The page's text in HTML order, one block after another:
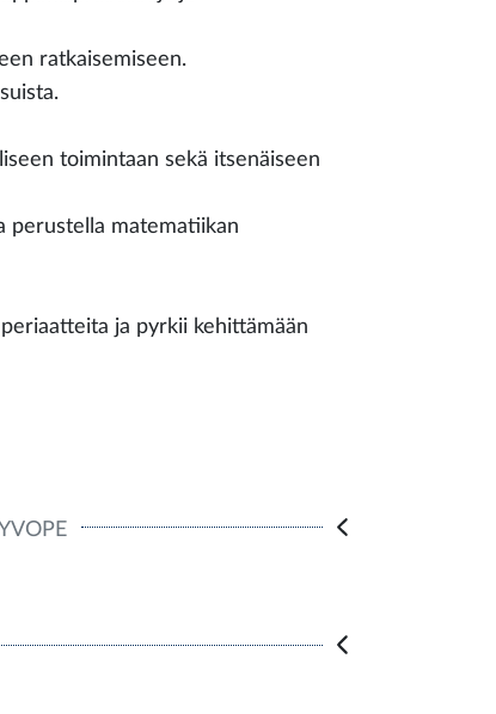
ratkaisemiseen.
toimintaan sekä itsenäiseen
perustella matematiikan
ja pyrkii kehittämään